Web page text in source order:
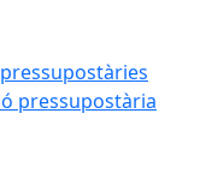
pressupostària